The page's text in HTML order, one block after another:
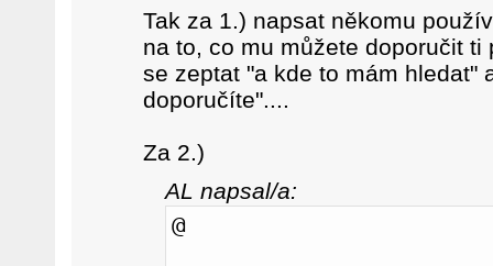
Tak za 1.) napsat někomu
na to, co mu můžete doporučit
se zeptat "a kde to mám hledat"
doporučíte"....
Za 2.)
AL napsal/a:
@